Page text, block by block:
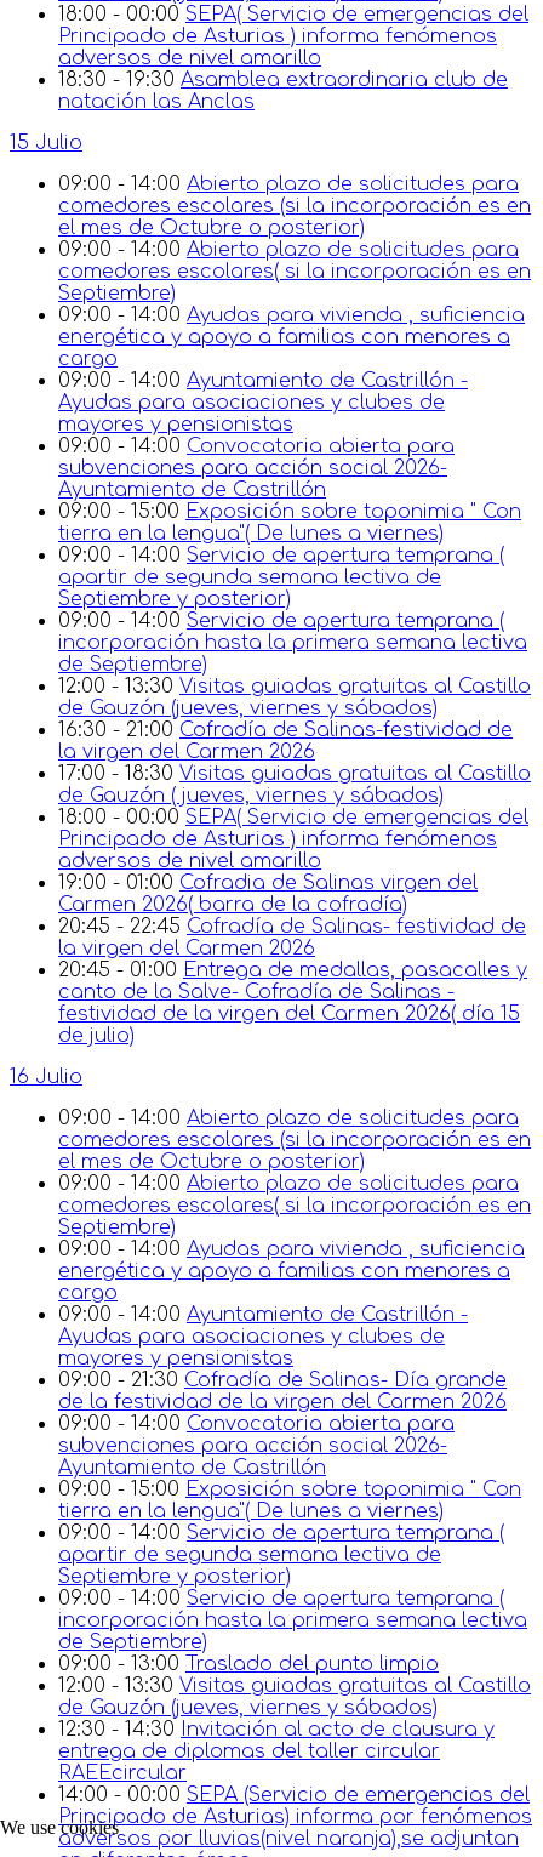
18:00 - 00:00 SEPA( Servicio de emergencias del
Principado de Asturias ) informa fenómenos
adversos de nivel amarillo
18:30 - 19:30 Asamblea extraordinaria club de
natación las Anclas
15 Julio
09:00 - 14:00 Abierto plazo de solicitudes para
comedores escolares (si la incorporación es en
el mes de Octubre o posterior)
09:00 - 14:00 Abierto plazo de solicitudes para
comedores escolares( si la incorporación es en
Septiembre)
09:00 - 14:00 Ayudas para vivienda , suficiencia
energética y apoyo a familias con menores a
cargo
09:00 - 14:00 Ayuntamiento de Castrillón -
Ayudas para asociaciones y clubes de
mayores y pensionistas
09:00 - 14:00 Convocatoria abierta para
subvenciones para acción social 2026-
Ayuntamiento de Castrillón
09:00 - 15:00 Exposición sobre toponimia " Con
tierra en la lengua"( De lunes a viernes)
09:00 - 14:00 Servicio de apertura temprana (
apartir de segunda semana lectiva de
Septiembre y posterior)
09:00 - 14:00 Servicio de apertura temprana (
incorporación hasta la primera semana lectiva
de Septiembre)
12:00 - 13:30 Visitas guiadas gratuitas al Castillo
de Gauzón (jueves, viernes y sábados)
16:30 - 21:00 Cofradía de Salinas-festividad de
la virgen del Carmen 2026
17:00 - 18:30 Visitas guiadas gratuitas al Castillo
de Gauzón ( jueves, viernes y sábados)
18:00 - 00:00 SEPA( Servicio de emergencias del
Principado de Asturias ) informa fenómenos
adversos de nivel amarillo
19:00 - 01:00 Cofradia de Salinas virgen del
Carmen 2026( barra de la cofradía)
20:45 - 22:45 Cofradía de Salinas- festividad de
la virgen del Carmen 2026
20:45 - 01:00 Entrega de medallas, pasacalles y
canto de la Salve- Cofradía de Salinas -
festividad de la virgen del Carmen 2026( día 15
de julio)
16 Julio
09:00 - 14:00 Abierto plazo de solicitudes para
comedores escolares (si la incorporación es en
el mes de Octubre o posterior)
09:00 - 14:00 Abierto plazo de solicitudes para
comedores escolares( si la incorporación es en
Septiembre)
09:00 - 14:00 Ayudas para vivienda , suficiencia
energética y apoyo a familias con menores a
cargo
09:00 - 14:00 Ayuntamiento de Castrillón -
Ayudas para asociaciones y clubes de
mayores y pensionistas
09:00 - 21:30 Cofradía de Salinas- Día grande
de la festividad de la virgen del Carmen 2026
09:00 - 14:00 Convocatoria abierta para
subvenciones para acción social 2026-
Ayuntamiento de Castrillón
09:00 - 15:00 Exposición sobre toponimia " Con
tierra en la lengua"( De lunes a viernes)
09:00 - 14:00 Servicio de apertura temprana (
apartir de segunda semana lectiva de
Septiembre y posterior)
09:00 - 14:00 Servicio de apertura temprana (
incorporación hasta la primera semana lectiva
de Septiembre)
09:00 - 13:00
Traslado del punto limpio
12:00 - 13:30 Visitas guiadas gratuitas al Castillo
de Gauzón (jueves, viernes y sábados)
12:30 - 14:30 Invitación al acto de clausura y
entrega de diplomas del taller circular
RAEEcircular
14:00 - 00:00 SEPA (Servicio de emergencias del
Principado de Asturias) informa por fenómenos
adversos por lluvias(nivel naranja),se adjuntan
We use cookies